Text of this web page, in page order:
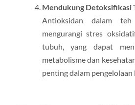
Mendukung Detoksifikasi
Antioksidan dalam
mengurangi stres
tubuh, yang dapat
metabolisme dan
penting dalam pengelolaan